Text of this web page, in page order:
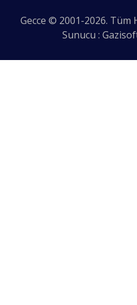
Gecce © 2001-2026. Tüm
Sunucu :